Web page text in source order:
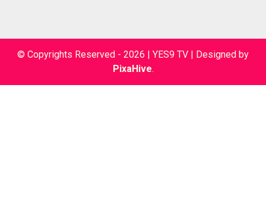
© Copyrights Reserved - 2026 | YES9 TV
Designed by
PixaHive.